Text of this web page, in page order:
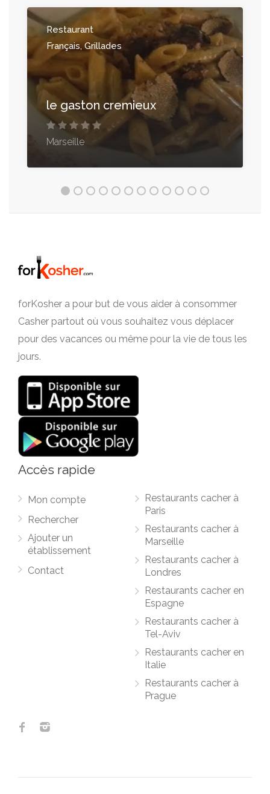
Restaurant
Français, Grillades
le gaston cremieux
Marseille
forKosher a pour but de vous aider à consommer
Casher partout où vous souhaitez vous déplacer
pour des vacances ou même pour la vie de tous les
jours.
Accès rapide
Mon compte
Rechercher
Ajouter un
établissement
Contact
Restaurants cacher à
Paris
Restaurants cacher à
Marseille
Restaurants cacher à
Londres
Restaurants cacher en
Espagne
Restaurants cacher à
Tel-Aviv
Restaurants cacher en
Italie
Restaurants cacher à
Prague